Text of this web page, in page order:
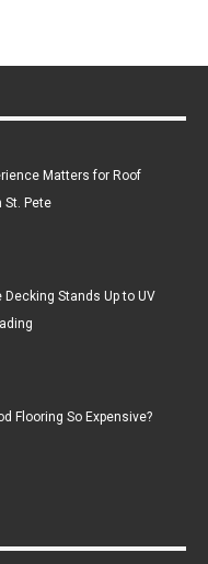
Matters for Roof
St. Pete
Decking Stands Up to UV
Flooring So Expensive?